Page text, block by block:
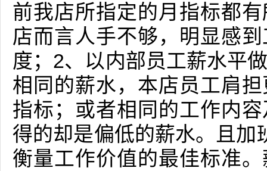
前我店所指定的月指标都
店而言人手不够，明显感
度；2、以内部员工薪水平
相同的薪水，本店员工肩
指标；或者相同的工作内
得的却是偏低的薪水。且加
衡量工作价值的最佳标准